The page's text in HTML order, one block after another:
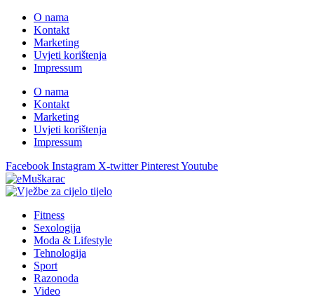
O nama
Kontakt
Marketing
Uvjeti korištenja
Impressum
O nama
Kontakt
Marketing
Uvjeti korištenja
Impressum
Facebook Instagram X-twitter PinterestYoutube
Fitness
Sexologija
Moda & Lifestyle
Tehnologija
Sport
Razonoda
Video